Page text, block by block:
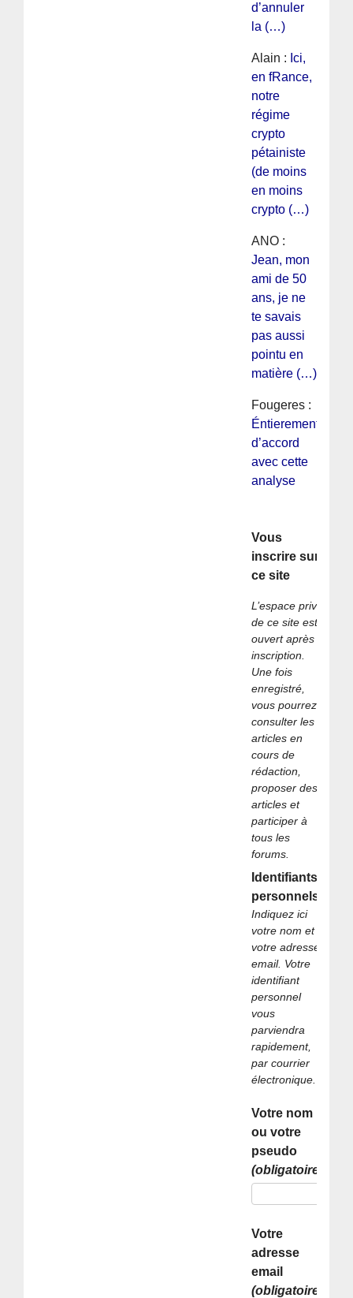
d’annuler
la (…)
Alain : Ici,
en fRance,
notre
régime
crypto
pétainiste
(de moins
en moins
crypto (…)
ANO :
Jean, mon
ami de 50
ans, je ne
te savais
pas aussi
pointu en
matière (…)
Fougeres :
Éntierement
d’accord
avec cette
analyse
Vous
inscrire sur
ce site
L’espace privé
de ce site est
ouvert après
inscription.
Une fois
enregistré,
vous pourrez
consulter les
articles en
cours de
rédaction,
proposer des
articles et
participer à
tous les
forums.
Identifiants
personnels
Indiquez ici
votre nom et
votre adresse
email. Votre
identifiant
personnel
vous
parviendra
rapidement,
par courrier
électronique.
Votre nom
ou votre
pseudo
(obligatoire)
Votre
adresse
email
(obligatoire)